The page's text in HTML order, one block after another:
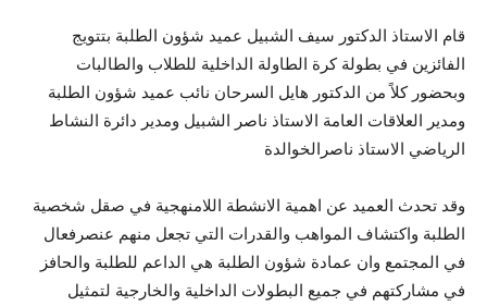
قام الاستاذ الدكتور سيف الشبيل عميد شؤون الطلبة بتتويج
الفائزين في بطولة كرة الطاولة الداخلية للطلاب والطالبات
وبحضور كلاً من الدكتور هايل السرحان نائب عميد شؤون الطلبة
ومدير العلاقات العامة الاستاذ ناصر الشبيل ومدير دائرة النشاط
الرياضي الاستاذ ناصرالخوالدة
وقد تحدث العميد عن اهمية الانشطة اللامنهجية في صقل شخصية
الطلبة واكتشاف المواهب والقدرات التي تجعل منهم عنصرفعال
في المجتمع وان عمادة شؤون الطلبة هي الداعم للطلبة والحافز
في مشاركتهم في جميع البطولات الداخلية والخارجية لتمثيل